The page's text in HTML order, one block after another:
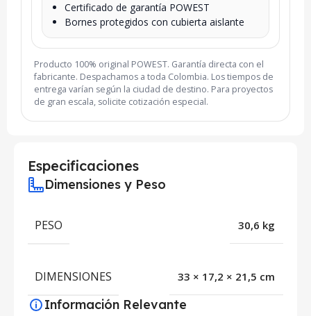
Certificado de garantía POWEST
Bornes protegidos con cubierta aislante
Producto 100% original POWEST. Garantía directa con el
fabricante. Despachamos a toda Colombia. Los tiempos de
entrega varían según la ciudad de destino. Para proyectos
de gran escala, solicite cotización especial.
Especificaciones
Dimensiones y Peso
PESO 30,6 kg
DIMENSIONES 33 × 17,2 × 21,5 cm
Información Relevante